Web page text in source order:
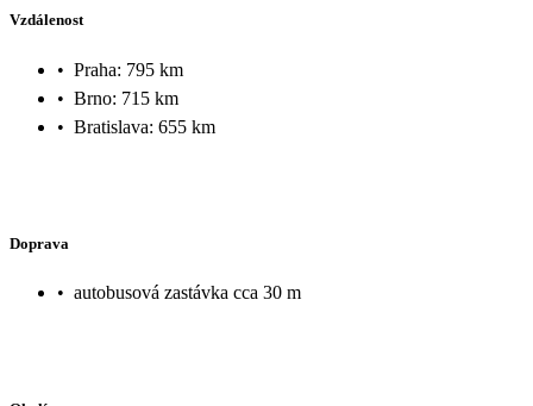
Vzdálenost
• Praha: 795 km
• Brno: 715 km
• Bratislava: 655 km
Doprava
• autobusová zastávka cca 30 m